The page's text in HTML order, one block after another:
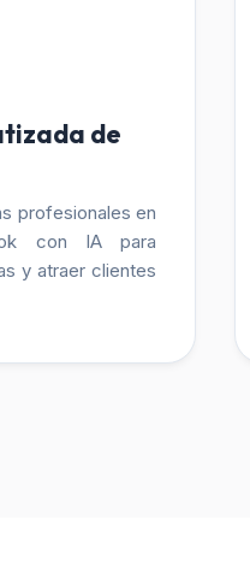
de
profesionales en
con IA para
y atraer clientes